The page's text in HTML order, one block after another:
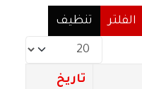
الفلتر
تنظيف
عدد الإظهارات:
تاريخ